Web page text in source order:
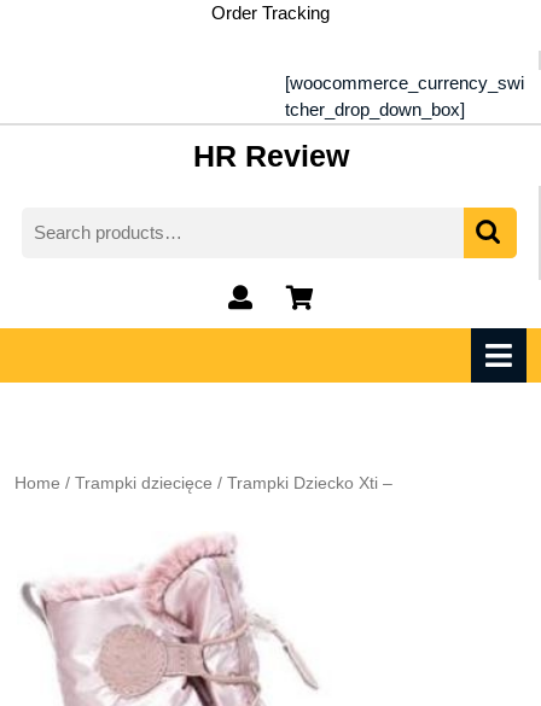
Order Tracking
[woocommerce_currency_swi
tcher_drop_down_box]
HR Review
for:
My
Account
shopping
cart
Home / Trampki dziecięce / Trampki Dziecko Xti –